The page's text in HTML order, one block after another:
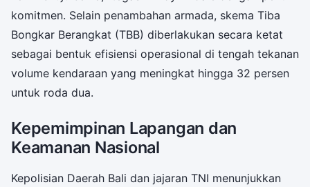
komitmen. Selain penambahan armada, skema Tiba
Bongkar Berangkat (TBB) diberlakukan secara ketat
sebagai bentuk efisiensi operasional di tengah tekanan
volume kendaraan yang meningkat hingga 32 persen
untuk roda dua.
Kepemimpinan Lapangan dan
Keamanan Nasional
Kepolisian Daerah Bali dan jajaran TNI menunjukkan